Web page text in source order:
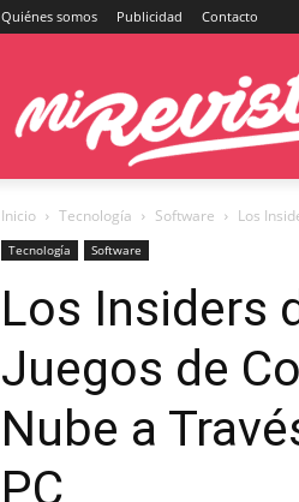
Quiénes somos Publicidad Contacto
Inicio Tecnología Software Los
Tecnología Software
Los Insiders
Juegos de
Nube a
PC